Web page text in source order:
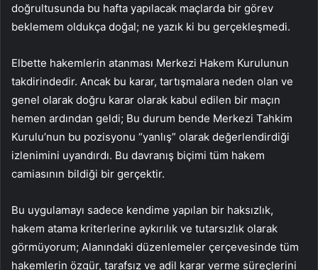
doğrultusunda bu hafta yapılacak maçlarda bir görev
beklemem oldukça doğal; ne yazık ki bu gerçekleşmedi.
Elbette hakemlerin atanması Merkezi Hakem Kurulunun
takdirindedir. Ancak bu karar, tartışmalara neden olan ve
genel olarak doğru karar olarak kabul edilen bir maçın
hemen ardından geldi; Bu durum bende Merkezi Tahkim
Kurulu’nun bu pozisyonu “yanlış” olarak değerlendirdiği
izlenimini uyandırdı. Bu davranış biçimi tüm hakem
camiasının bildiği bir gerçektir.
Bu uygulamayı sadece kendime yapılan bir haksızlık,
hakem atama kriterlerine aykırılık ve tutarsızlık olarak
görmüyorum; Alanındaki düzenlemeler çerçevesinde tüm
hakemlerin özgür, tarafsız ve adil karar verme süreçlerini